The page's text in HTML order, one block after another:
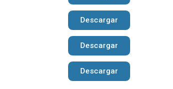
Descargar
Descargar
Descargar